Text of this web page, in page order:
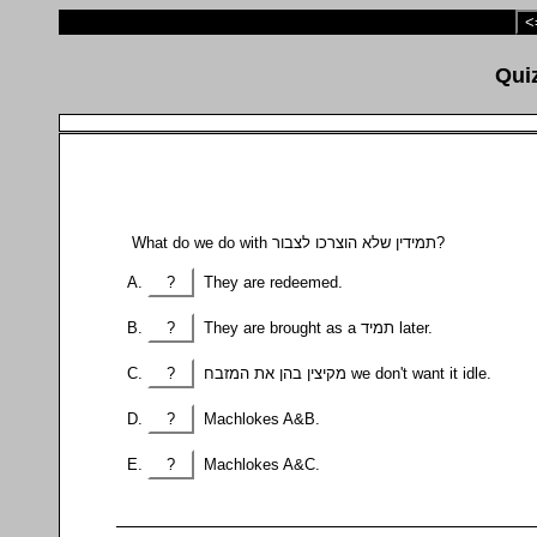
What do we do with תמידין שלא הוצרכו לצבור?
? They are redeemed.
? They are brought as a תמיד later.
? מקיצין בהן את המזבח we don't want it idle.
? Machlokes A&B.
? Machlokes A&C.